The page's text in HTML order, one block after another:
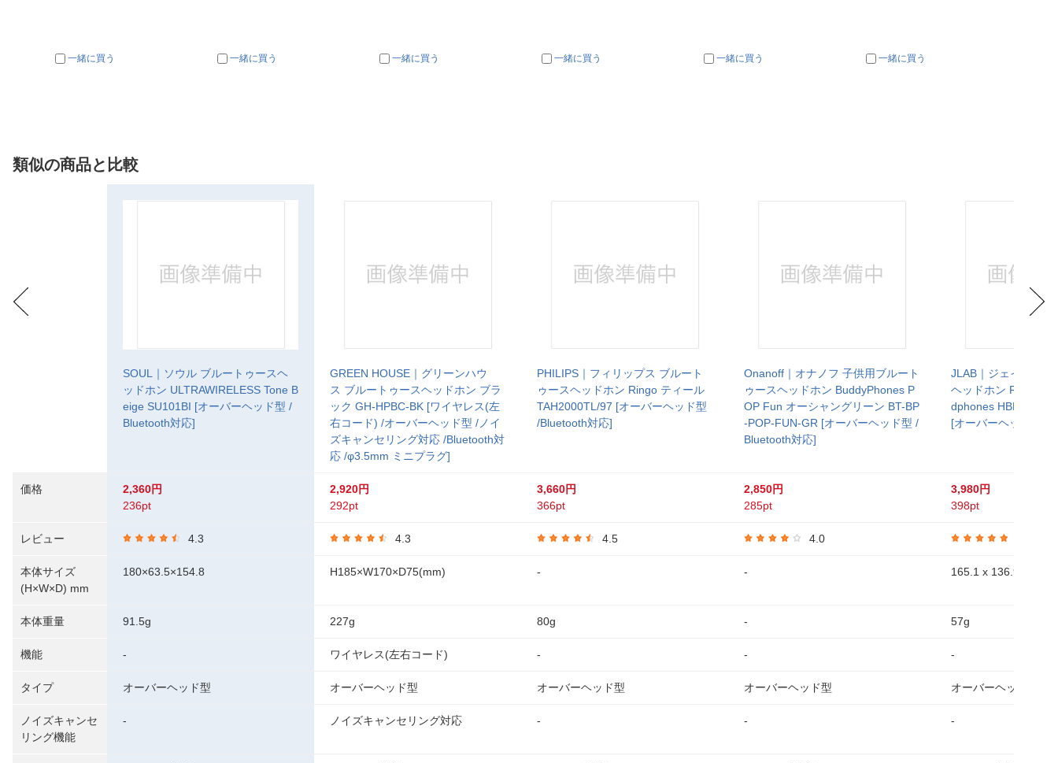
一緒に買う 一緒に買う 一緒に買う 一緒に買う 一緒に買う 一緒に買う
類似の商品と比較
価格
レビュー
本体サイズ
(H×W×D) mm
本体重量
機能
タイプ
ノイズキャンセ
リング機能
SOUL｜ソウル ブルートゥースヘ
ッドホン ULTRAWIRELESS Tone B
eige SU101BI [オーバーヘッド型 /
Bluetooth対応]
2,360円
236pt
4.3
180×63.5×154.8
91.5g
-
オーバーヘッド型
-
GREEN HOUSE｜グリーンハウ
ス ブルートゥースヘッドホン ブラ
ック GH-HPBC-BK [ワイヤレス(左
右コード) /オーバーヘッド型 /ノイ
ズキャンセリング対応 /Bluetooth対
応 /φ3.5mm ミニプラグ]
2,920円
292pt
4.3
H185×W170×D75(mm)
227g
ワイヤレス(左右コード)
オーバーヘッド型
ノイズキャンセリング対応
PHILIPS｜フィリップス ブルート
ゥースヘッドホン Ringo ティール
TAH2000TL/97 [オーバーヘッド型
/Bluetooth対応]
3,660円
366pt
4.5
-
80g
-
オーバーヘッド型
-
Onanoff｜オナノフ 子供用ブルート
ゥースヘッドホン BuddyPhones P
OP Fun オーシャングリーン BT-BP
-POP-FUN-GR [オーバーヘッド型 /
Bluetooth対応]
2,850円
285pt
4.0
-
-
-
オーバーヘッド型
-
JLAB｜ジェイラブ
ヘッドホン Rewind
dphones
[オーバーヘッド型 /
3,980円
398pt
165.1 x 136.9 x 48
57g
-
オーバーヘッド型
-